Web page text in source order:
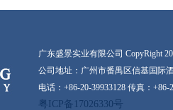
广东盛景实业有限公司 CopyRight
公司地址：广州市番禺区信基国际
电话：+86-20-39933128 传真：
粤ICP备17026330号